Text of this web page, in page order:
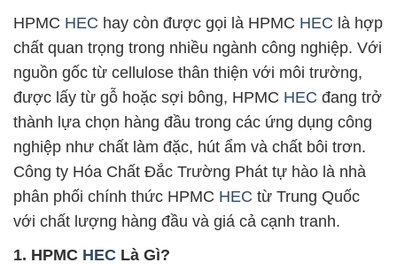
HPMC HEC hay còn được gọi là HPMC HEC là hợp
chất quan trọng trong nhiều ngành công nghiệp. Với
nguồn gốc từ cellulose thân thiện với môi trường,
được lấy từ gỗ hoặc sợi bông, HPMC HEC đang trở
thành lựa chọn hàng đầu trong các ứng dụng công
nghiệp như chất làm đặc, hút ẩm và chất bôi trơn.
Công ty Hóa Chất Đắc Trường Phát tự hào là nhà
phân phối chính thức HPMC HEC từ Trung Quốc
với chất lượng hàng đầu và giá cả cạnh tranh.
1. HPMC HEC Là Gì?